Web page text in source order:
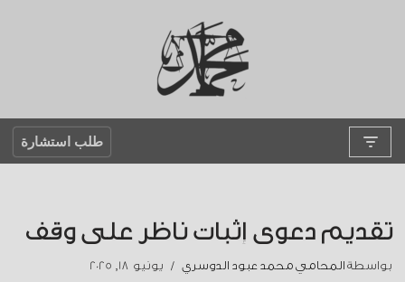
طلب استشارة
تقديم دعوى إثبات ناظر على وقف
بواسطة المحامي محمد عبود الدوسري يونيو 18, 2025